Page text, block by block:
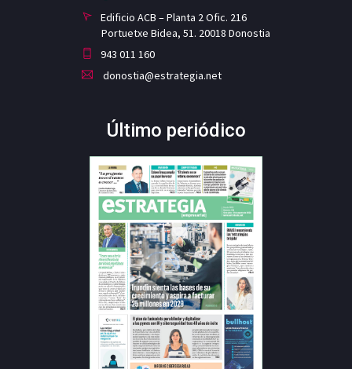
Edificio ACB – Planta 2 Ofic. 216
Portuetxe Bidea, 51. 20018 Donostia
943 011 160
donostia@estrategia.net
Último periódico